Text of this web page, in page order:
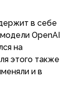
в себе
OpenAI
на
этого также
и в